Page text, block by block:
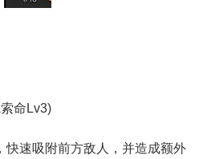
命Lv3)
速吸附前方敌人，并造成额外